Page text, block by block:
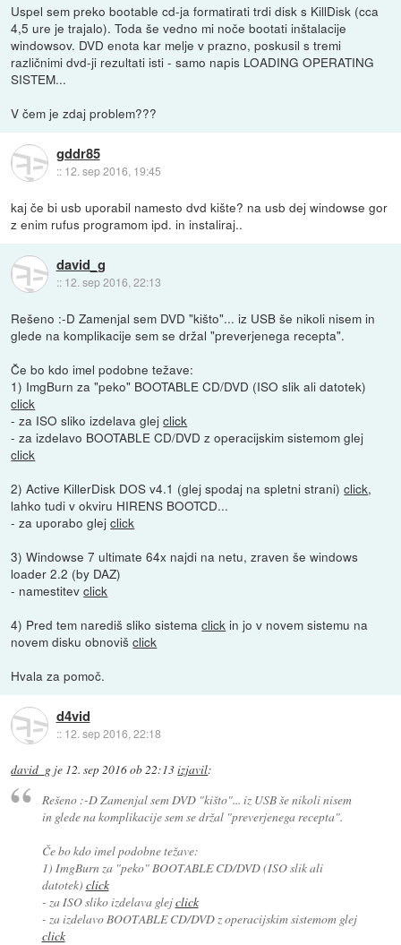
Uspel sem preko bootable cd-ja formatirati trdi disk s KillDisk (cca
4,5 ure je trajalo). Toda še vedno mi noče bootati inštalacije
windowsov. DVD enota kar melje v prazno, poskusil s tremi
različnimi dvd-ji rezultati isti - samo napis LOADING OPERATING
SISTEM...
V čem je zdaj problem???
gddr85
:: 12. sep 2016, 19:45
kaj če bi usb uporabil namesto dvd kište? na usb dej windowse gor
z enim rufus programom ipd. in instaliraj..
david_g
:: 12. sep 2016, 22:13
Rešeno :-D Zamenjal sem DVD "kišto"... iz USB še nikoli nisem in
glede na komplikacije sem se držal "preverjenega recepta".
Če bo kdo imel podobne težave:
1) ImgBurn za "peko" BOOTABLE CD/DVD (ISO slik ali datotek)
click
- za ISO sliko izdelava glejclick
- za izdelavo BOOTABLE CD/DVD z operacijskim sistemom glej
click
2) Active KillerDisk DOS v4.1 (glej spodaj na spletni strani)click,
lahko tudi v okviru HIRENS BOOTCD...
- za uporabo glejclick
3) Windowse 7 ultimate 64x najdi na netu, zraven še windows
loader 2.2 (by DAZ)
- namestitevclick
4) Pred tem narediš sliko sistemaclick in jo v novem sistemu na
novem disku obnovišclick
Hvala za pomoč.
d4vid
:: 12. sep 2016, 22:18
david_g je 12. sep 2016 ob 22:13izjavil:
Rešeno :-D Zamenjal sem DVD "kišto"... iz USB še nikoli nisem
in glede na komplikacije sem se držal "preverjenega recepta".
Če bo kdo imel podobne težave:
1) ImgBurn za "peko" BOOTABLE CD/DVD (ISO slik ali
datotek) click
- za ISO sliko izdelava glejclick
- za izdelavo BOOTABLE CD/DVD z operacijskim sistemom glej
click